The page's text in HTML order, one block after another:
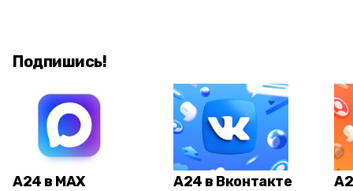
Подпишись!
А24 в MAX А24 в Вконтакте